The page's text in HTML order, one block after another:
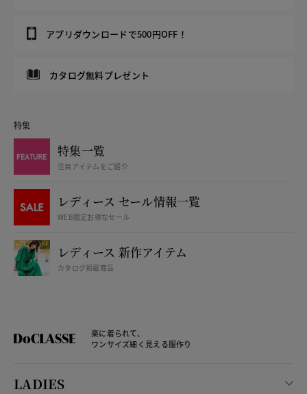
アプリダウンロードで500円OFF！
カタログ無料プレゼント
特集
特集一覧
注目アイテムをご紹介
レディース セール情報一覧
WEB限定お得なセール
レディース 新作アイテム
カタログ掲載商品
楽に着られて、
ワンサイズ細く見える服作り
LADIES